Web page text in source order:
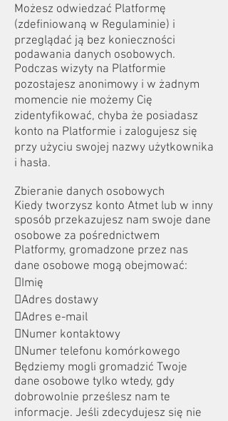
Możesz odwiedzać Platformę
(zdefiniowaną w Regulaminie) i
przeglądać ją bez konieczności
podawania danych osobowych.
Podczas wizyty na Platformie
pozostajesz anonimowy i w żadnym
momencie nie możemy Cię
zidentyfikować, chyba że posiadasz
konto na Platformie i zalogujesz się
przy użyciu swojej nazwy użytkownika
i hasła.
Zbieranie danych osobowych
Kiedy tworzysz konto Atmet lub w inny
sposób przekazujesz nam swoje dane
osobowe za pośrednictwem
Platformy, gromadzone przez nas
dane osobowe mogą obejmować:
Imię
Adres dostawy
Adres e-mail
Numer kontaktowy
Numer telefonu komórkowego
Będziemy mogli gromadzić Twoje
dane osobowe tylko wtedy, gdy
dobrowolnie prześlesz nam te
informacje. Jeśli zdecydujesz się nie